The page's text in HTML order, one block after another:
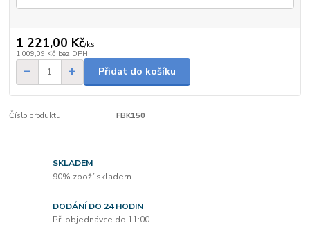
1 221,00 Kč/ks
1 009,09 Kč bez DPH
Přidat do košíku
Číslo produktu: FBK150
SKLADEM
90% zboží skladem
DODÁNÍ DO 24 HODIN
Při objednávce do 11:00